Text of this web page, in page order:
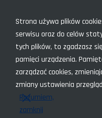
Strona używa plików
serwisu oraz do celów
tych plików, to zgadzasz
pamięci urządzenia.
zarządzać cookies,
zmiany ustawienia
Rozumiem,
zamknij